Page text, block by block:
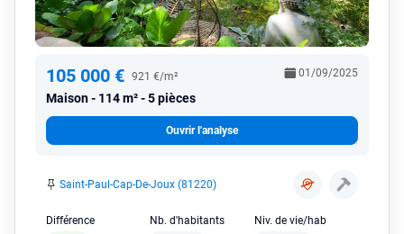
105 000 € 921 €/m²
Maison 114 m² - 5 pièces
01/09/2025
Ouvrir l'analyse
Saint-Paul-Cap-De-Joux (81220)
Différence
Nb. d'habitants
Niv. de vie/hab